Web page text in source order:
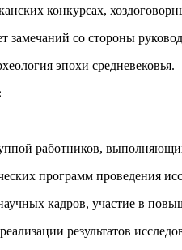
конкурсах,
замечаний со стороны
эпохи средневековья.
работников,
программ проведения
кадров, участие в
результатов